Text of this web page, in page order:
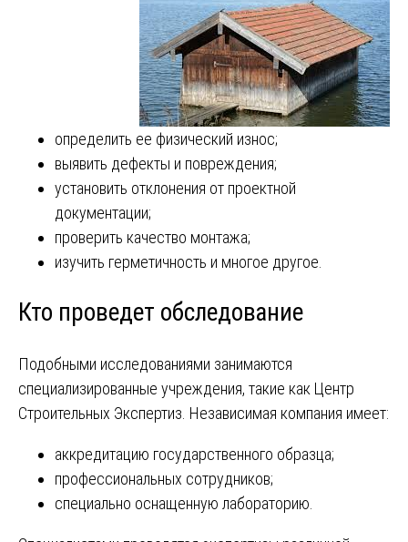
определить ее физический износ;
выявить дефекты и повреждения;
установить отклонения от проектной
документации;
проверить качество монтажа;
изучить герметичность и многое другое.
Кто проведет обследование
Подобными исследованиями занимаются
специализированные учреждения, такие как Центр
Строительных Экспертиз. Независимая компания имеет:
аккредитацию государственного образца;
профессиональных сотрудников;
специально оснащенную лабораторию.